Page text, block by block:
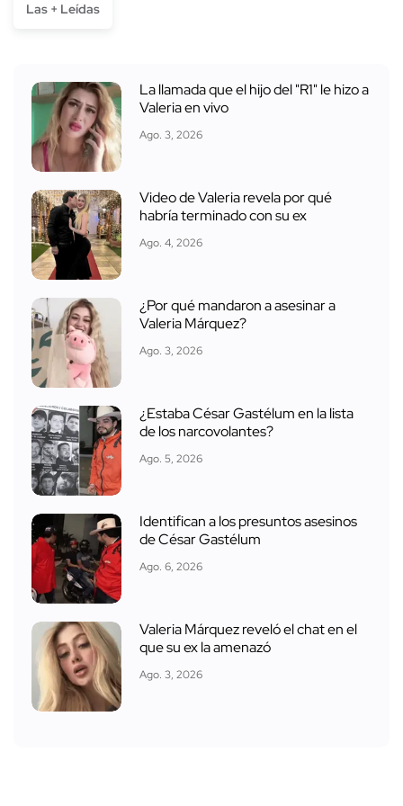
Las + Leídas
La llamada que el hijo del "R1" le hizo a
Valeria en vivo
Ago. 3, 2026
Video de Valeria revela por qué
habría terminado con su ex
Ago. 4, 2026
¿Por qué mandaron a asesinar a
Valeria Márquez?
Ago. 3, 2026
¿Estaba César Gastélum en la lista
de los narcovolantes?
Ago. 5, 2026
Identifican a los presuntos asesinos
de César Gastélum
Ago. 6, 2026
Valeria Márquez reveló el chat en el
que su ex la amenazó
Ago. 3, 2026